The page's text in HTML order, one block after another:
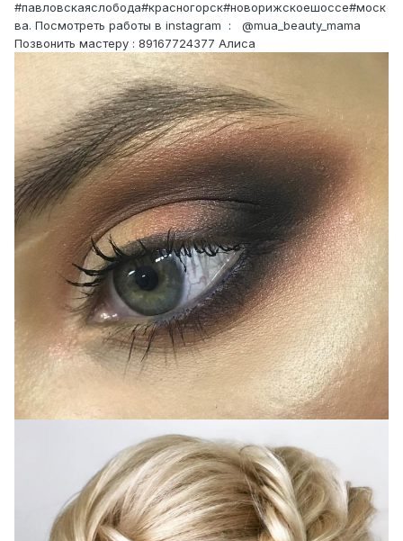
#павловскаяслобода#красногорск#новорижскоешоссе#моск
ва. Посмотреть работы в instagram : @mua_beauty_mama
Позвонить мастеру : 89167724377 Алиса